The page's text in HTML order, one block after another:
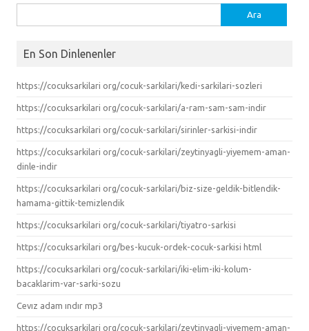
En Son Dinlenenler
https://cocuksarkilari org/cocuk-sarkilari/kedi-sarkilari-sozleri
https://cocuksarkilari org/cocuk-sarkilari/a-ram-sam-sam-indir
https://cocuksarkilari org/cocuk-sarkilari/sirinler-sarkisi-indir
https://cocuksarkilari org/cocuk-sarkilari/zeytinyagli-yiyemem-aman-
dinle-indir
https://cocuksarkilari org/cocuk-sarkilari/biz-size-geldik-bitlendik-
hamama-gittik-temizlendik
https://cocuksarkilari org/cocuk-sarkilari/tiyatro-sarkisi
https://cocuksarkilari org/bes-kucuk-ordek-cocuk-sarkisi html
https://cocuksarkilari org/cocuk-sarkilari/iki-elim-iki-kolum-
bacaklarim-var-sarki-sozu
Cevız adam ındır mp3
https://cocuksarkilari org/cocuk-sarkilari/zeytinyagli-yiyemem-aman-